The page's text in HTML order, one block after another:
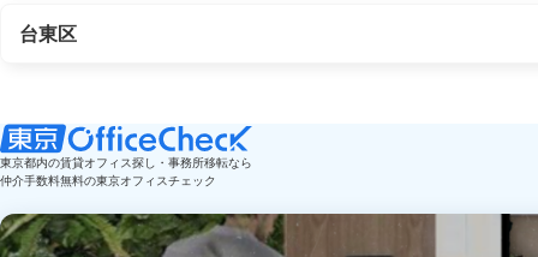
台東区
東京都内の賃貸オフィス探し・事務所移転なら
仲介手数料無料の東京オフィスチェック